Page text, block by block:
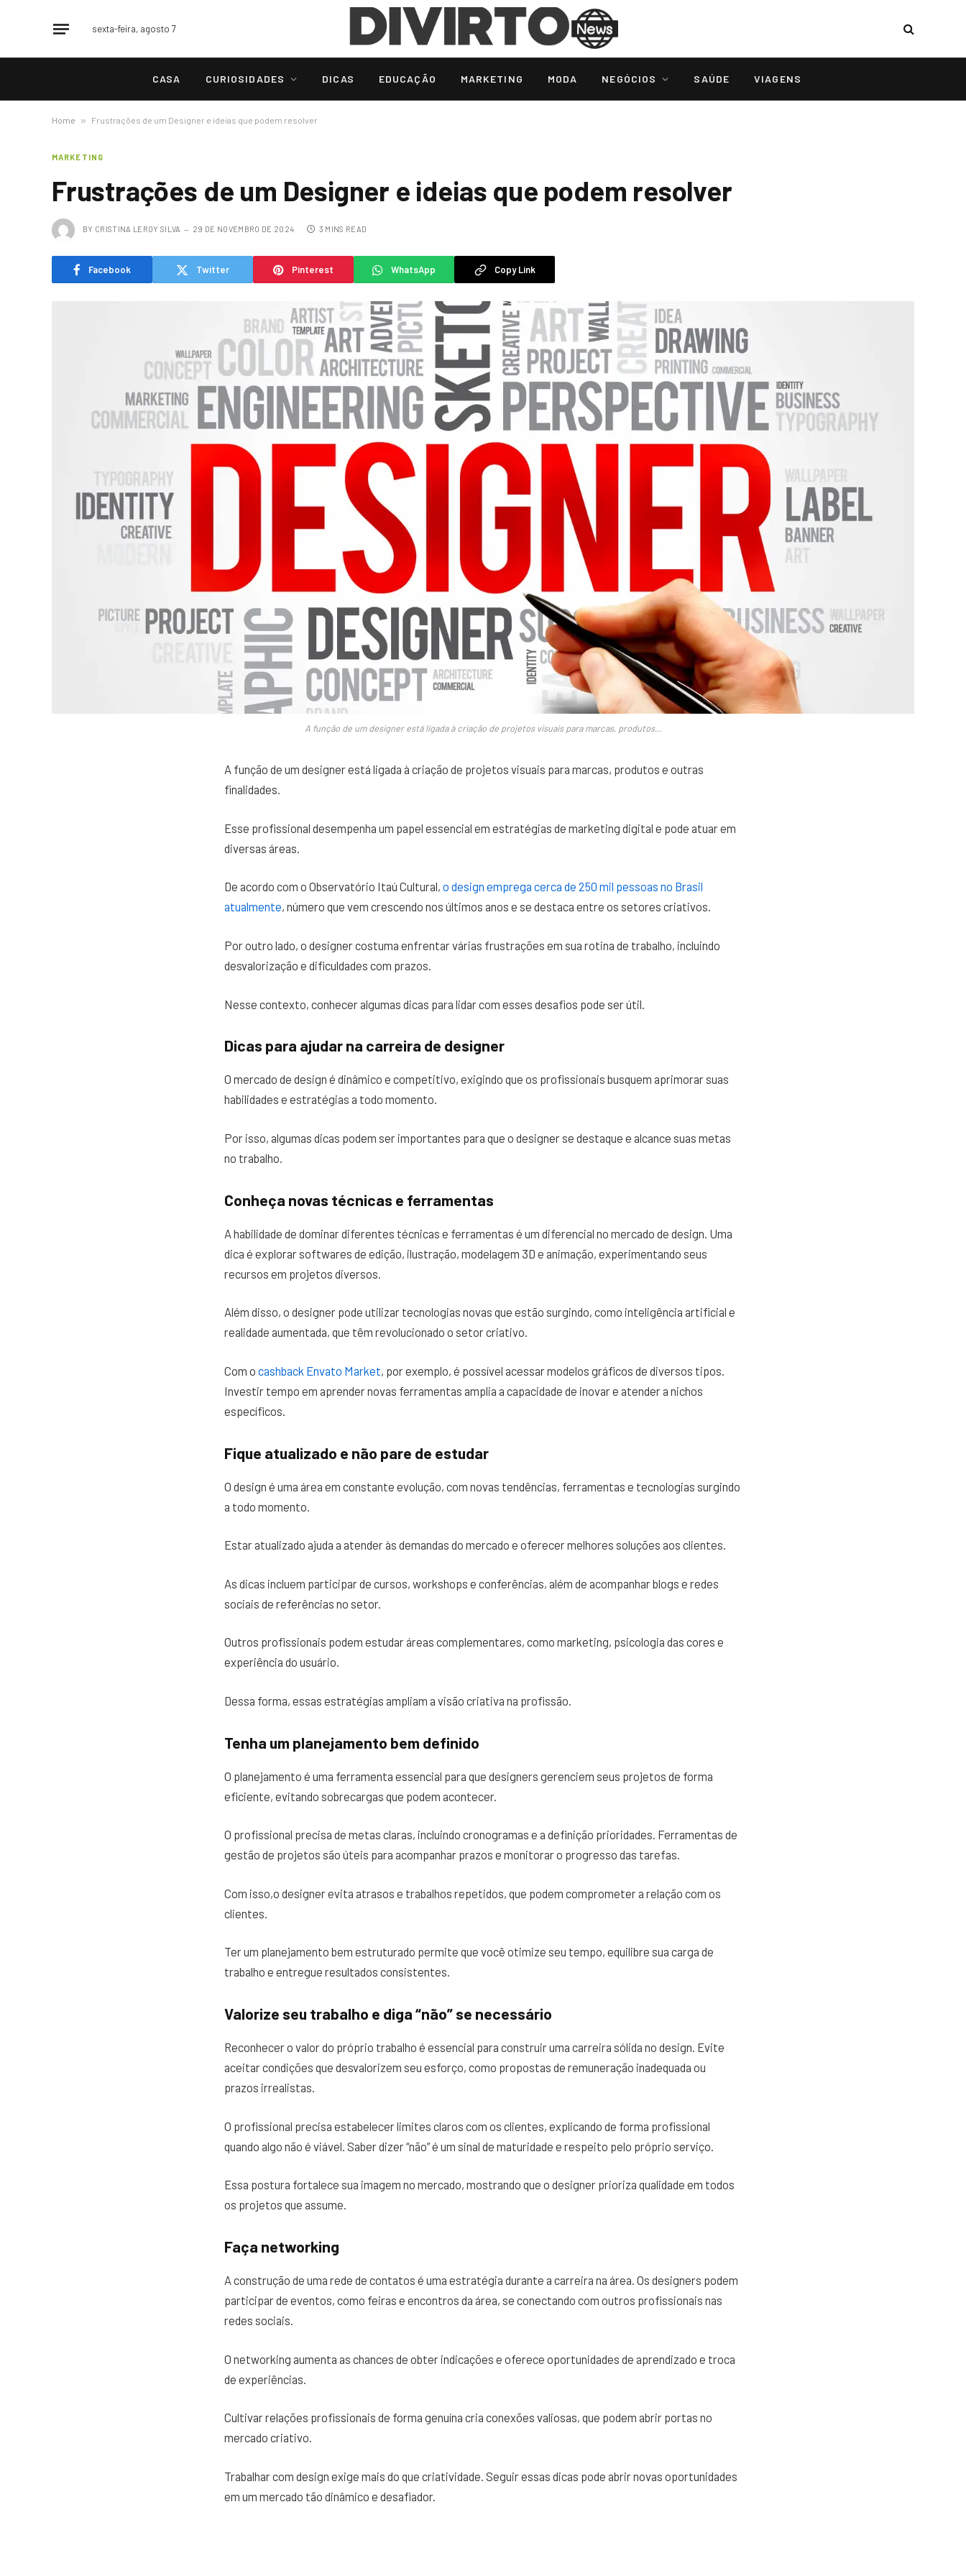
sexta-feira, agosto 7
CASA CURIOSIDADES DICAS EDUCAÇÃO MARKETING MODA NEGÓCIOS SAÚDE VIAGENS
Home » Frustrações de um Designer e ideias que podem resolver
MARKETING
Frustrações de um Designer e ideias que podem resolver
BY CRISTINA LEROY SILVA 29 DE NOVEMBRO DE 2024 3 MINS READ
Facebook Twitter Pinterest WhatsApp Copy Link
A função de um designer está ligada à criação de projetos visuais para marcas, produtos…
A função de um designer está ligada à criação de projetos visuais para marcas, produtos e outras
finalidades.
Esse profissional desempenha um papel essencial em estratégias de marketing digital e pode atuar em
diversas áreas.
De acordo com o Observatório Itaú Cultural, o design emprega cerca de 250 mil pessoas no Brasil
atualmente, número que vem crescendo nos últimos anos e se destaca entre os setores criativos.
Por outro lado, o designer costuma enfrentar várias frustrações em sua rotina de trabalho, incluindo
desvalorização e dificuldades com prazos.
Nesse contexto, conhecer algumas dicas para lidar com esses desafios pode ser útil.
Dicas para ajudar na carreira de designer
O mercado de design é dinâmico e competitivo, exigindo que os profissionais busquem aprimorar suas
habilidades e estratégias a todo momento.
Por isso, algumas dicas podem ser importantes para que o designer se destaque e alcance suas metas
no trabalho.
Conheça novas técnicas e ferramentas
A habilidade de dominar diferentes técnicas e ferramentas é um diferencial no mercado de design. Uma
dica é explorar softwares de edição, ilustração, modelagem 3D e animação, experimentando seus
recursos em projetos diversos.
Além disso, o designer pode utilizar tecnologias novas que estão surgindo, como inteligência artificial e
realidade aumentada, que têm revolucionado o setor criativo.
Com o cashback Envato Market, por exemplo, é possível acessar modelos gráficos de diversos tipos.
Investir tempo em aprender novas ferramentas amplia a capacidade de inovar e atender a nichos
específicos.
Fique atualizado e não pare de estudar
O design é uma área em constante evolução, com novas tendências, ferramentas e tecnologias surgindo
a todo momento.
Estar atualizado ajuda a atender às demandas do mercado e oferecer melhores soluções aos clientes.
As dicas incluem participar de cursos, workshops e conferências, além de acompanhar blogs e redes
sociais de referências no setor.
Outros profissionais podem estudar áreas complementares, como marketing, psicologia das cores e
experiência do usuário.
Dessa forma, essas estratégias ampliam a visão criativa na profissão.
Tenha um planejamento bem definido
O planejamento é uma ferramenta essencial para que designers gerenciem seus projetos de forma
eficiente, evitando sobrecargas que podem acontecer.
O profissional precisa de metas claras, incluindo cronogramas e a definição prioridades. Ferramentas de
gestão de projetos são úteis para acompanhar prazos e monitorar o progresso das tarefas.
Com isso,o designer evita atrasos e trabalhos repetidos, que podem comprometer a relação com os
clientes.
Ter um planejamento bem estruturado permite que você otimize seu tempo, equilibre sua carga de
trabalho e entregue resultados consistentes.
Valorize seu trabalho e diga “não” se necessário
Reconhecer o valor do próprio trabalho é essencial para construir uma carreira sólida no design. Evite
aceitar condições que desvalorizem seu esforço, como propostas de remuneração inadequada ou
prazos irrealistas.
O profissional precisa estabelecer limites claros com os clientes, explicando de forma profissional
quando algo não é viável. Saber dizer “não” é um sinal de maturidade e respeito pelo próprio serviço.
Essa postura fortalece sua imagem no mercado, mostrando que o designer prioriza qualidade em todos
os projetos que assume.
Faça networking
A construção de uma rede de contatos é uma estratégia durante a carreira na área. Os designers podem
participar de eventos, como feiras e encontros da área, se conectando com outros profissionais nas
redes sociais.
O networking aumenta as chances de obter indicações e oferece oportunidades de aprendizado e troca
de experiências.
Cultivar relações profissionais de forma genuína cria conexões valiosas, que podem abrir portas no
mercado criativo.
Trabalhar com design exige mais do que criatividade. Seguir essas dicas pode abrir novas oportunidades
em um mercado tão dinâmico e desafiador.